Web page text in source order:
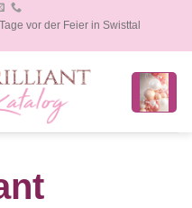
vor der Feier in Swisttal